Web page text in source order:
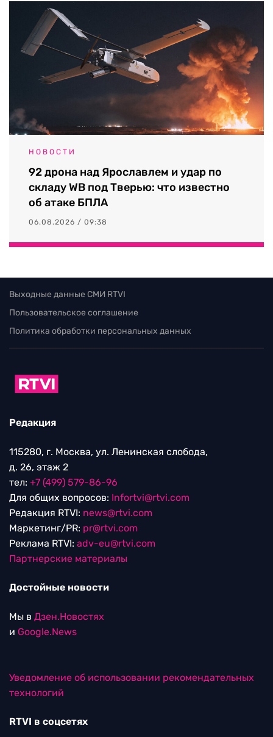
НОВОСТИ
92 дрона над Ярославлем и удар по
складу WB под Тверью: что известно
об атаке БПЛА
06.08.2026 / 09:38
Выходные данные СМИ RTVI
Пользовательское соглашение
Политика обработки персональных данных
Редакция
115280, г. Москва, ул. Ленинская слобода,
д. 26, этаж 2
тел: +7 (499) 579-86-96
Для общих вопросов: Infortvi@rtvi.com
Редакция RTVI: news@rtvi.com
Маркетинг/PR: pr@rtvi.com
Реклама RTVI: adv-eu@rtvi.com
Партнерские материалы
Достойные новости
Мы в Дзен.Новостях
и Google.News
Уведомление об использовании рекомендательных
технологий
RTVI в соцсетях